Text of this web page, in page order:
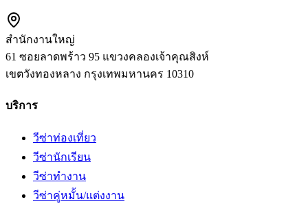
สำนักงานใหญ่
61 ซอยลาดพร้าว 95 แขวงคลองเจ้าคุณสิงห์
เขตวังทองหลาง กรุงเทพมหานคร 10310
บริการ
วีซ่าท่องเที่ยว
วีซ่านักเรียน
วีซ่าทำงาน
วีซ่าคู่หมั้น/แต่งงาน